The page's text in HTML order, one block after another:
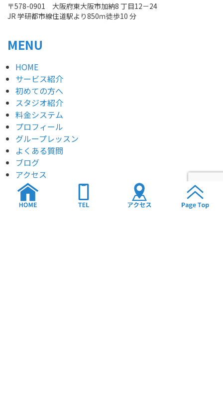
〒578-0901 大阪府東大阪市加納8 丁目12－24
JR 学研都市線住道駅より850ｍ徒歩10 分
MENU
HOME
サービス紹介
初めての方へ
スタジオ紹介
料金システム
プロフィール
グループレッスン
よくある質問
ブログ
アクセス
お問い合わせ